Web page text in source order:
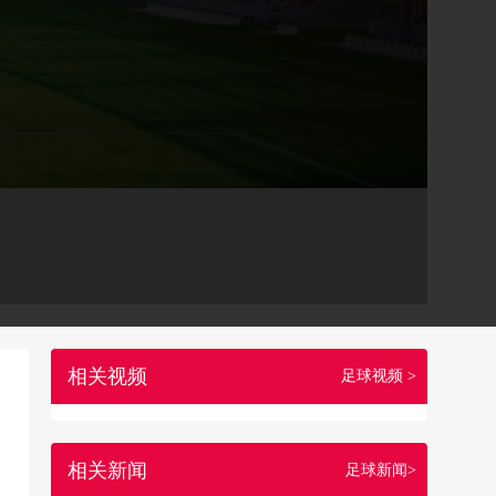
相关视频 足球视频 >
相关新闻 足球新闻>